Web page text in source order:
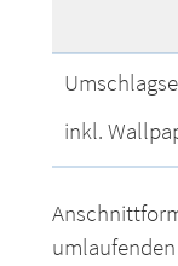
inkl.